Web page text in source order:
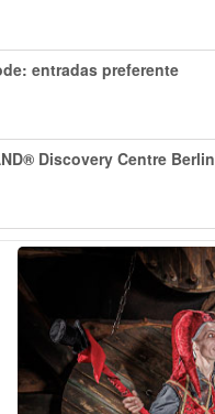
entradas preferente
Discovery Centre Berlin